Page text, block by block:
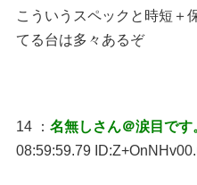
こういうスペックと時短＋
てる台は多々あるぞ
14 ： 名無しさん＠涙目です
08:59:59.79